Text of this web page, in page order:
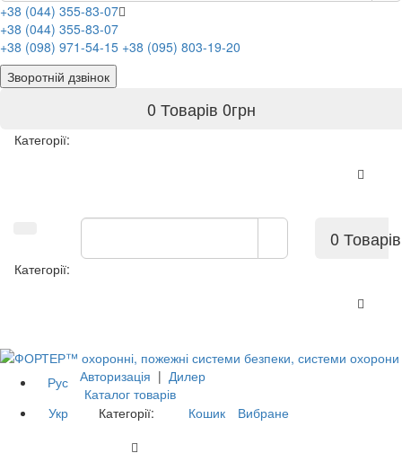
+38 (044) 355-83-07
+38 (044) 355-83-07
+38 (098) 971-54-15 +38 (095) 803-19-20
Зворотній дзвінок
0 Товарів 0грн
Категорії:
0 Товарів
Категорії:
Рус
Укр
Авторизація | Дилер
Каталог товарів
Категорії:
Кошик Вибране